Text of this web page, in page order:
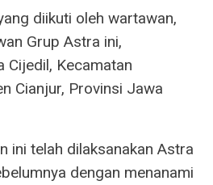
diikuti oleh wartawan,
Grup Astra ini,
Cijedil, Kecamatan
Cianjur, Provinsi Jawa
ini telah dilaksanakan Astra
dengan menanami